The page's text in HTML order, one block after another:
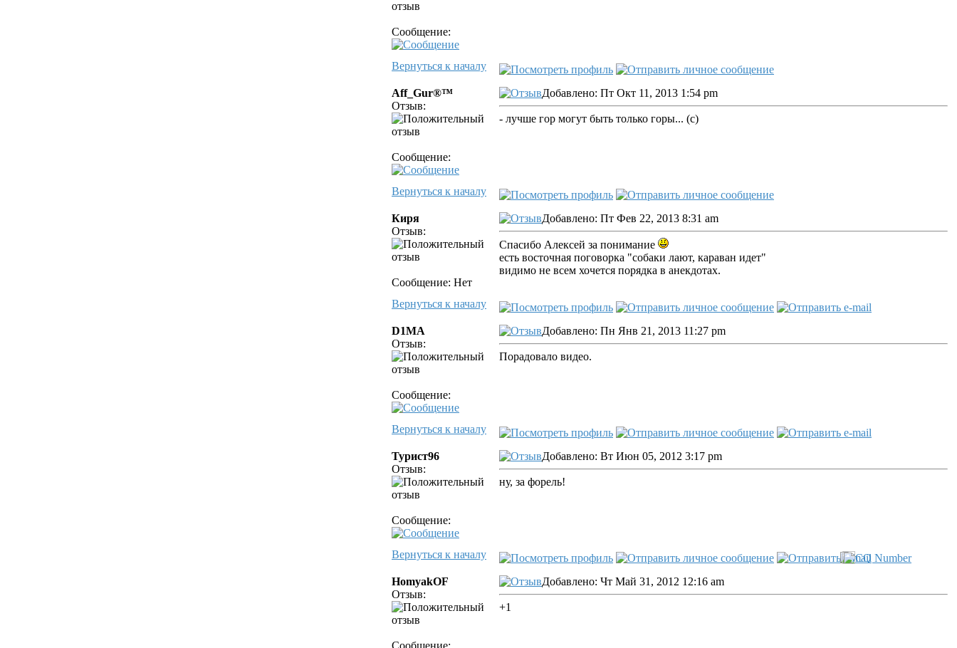
Сообщение:
Вернуться к началу
Aff_Gur®™
Отзыв:
Сообщение:
Добавлено: Пт Окт 11, 2013 1:54 pm
- лучше гор могут быть только горы... (с)
Вернуться к началу
Киря
Отзыв:
Сообщение: Нет
Добавлено: Пт Фев 22, 2013 8:31 am
Спасибо Алексей за понимание
есть восточная поговорка "собаки лают, караван идет"
видимо не всем хочется порядка в анекдотах.
Вернуться к началу
D1MA
Отзыв:
Сообщение:
Добавлено: Пн Янв 21, 2013 11:27 pm
Порадовало видео.
Вернуться к началу
Турист96
Отзыв:
Сообщение:
Добавлено: Вт Июн 05, 2012 3:17 pm
ну, за форель!
Вернуться к началу
HomyakOF
Отзыв:
Сообщение:
Добавлено: Чт Май 31, 2012 12:16 am
+1